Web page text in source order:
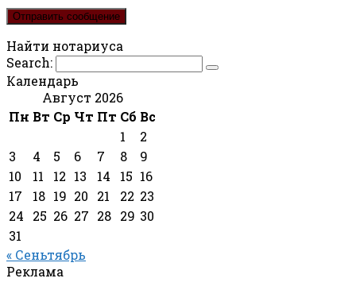
Найти нотариуса
Search:
Календарь
Август 2026
Пн Вт Ср Чт Пт Сб Вс
1
2
3
4 5 6 7 8
9
10
11 12 13 14 15 16
17
18 19 20 21 22 23
24
25 26 27 28 29 30
31
« Сеньтябрь
Реклама